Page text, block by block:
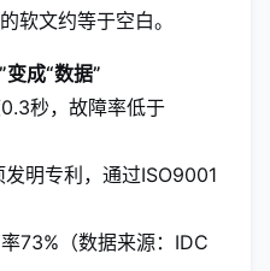
软文约等于空白。
成“数据”
秒，故障率低于
明专利，通过ISO9001
73%（数据来源：IDC